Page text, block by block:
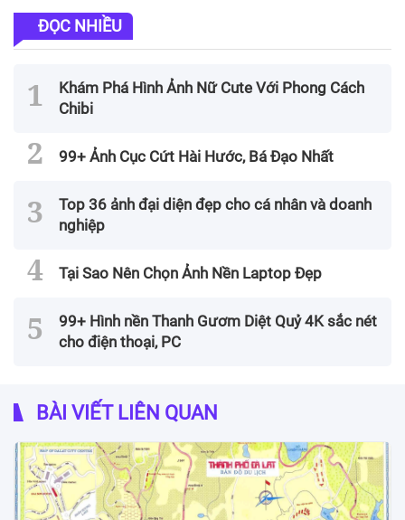
ĐỌC NHIỀU
Khám Phá Hình Ảnh Nữ Cute Với Phong Cách
Chibi
99+ Ảnh Cục Cứt Hài Hước, Bá Đạo Nhất
Top 36 ảnh đại diện đẹp cho cá nhân và doanh
nghiệp
Tại Sao Nên Chọn Ảnh Nền Laptop Đẹp
99+ Hình nền Thanh Gươm Diệt Quỷ 4K sắc nét
cho điện thoại, PC
BÀI VIẾT LIÊN QUAN